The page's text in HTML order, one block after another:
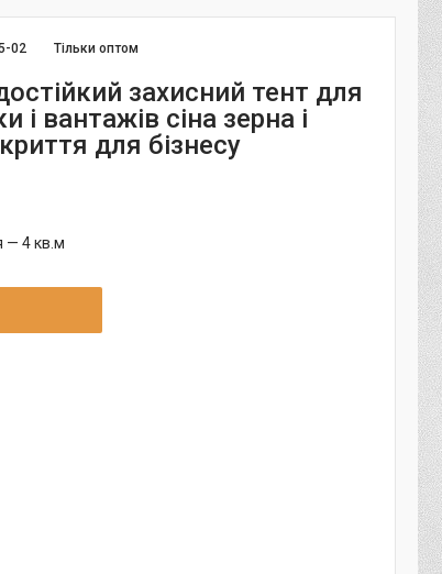
Тільки оптом
02
захисний тент для
і вантажів сіна зерна і
для бізнесу
— 4 кв.м